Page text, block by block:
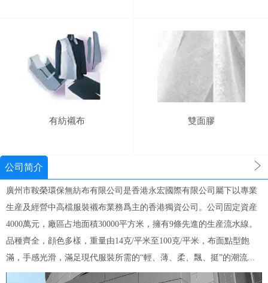
有紡襯布 雙面膠
公司简介
廣州市鞍榮環保無紡布有限公司是香港永宏國際有限公司屬下以專業
生産及經營中高檔服裝襯布業務爲主的香港獨資公司。公司固定資産
4000萬元，廠區占地面積30000平方米，擁有9條先進的生産流水線。
品種齊全，顔色多樣，重量由14克/平米至100克/平米，布面點型飽
滿，手感光滑，滿足現代服裝所需的“輕、薄、柔、飄、挺”的潮流...